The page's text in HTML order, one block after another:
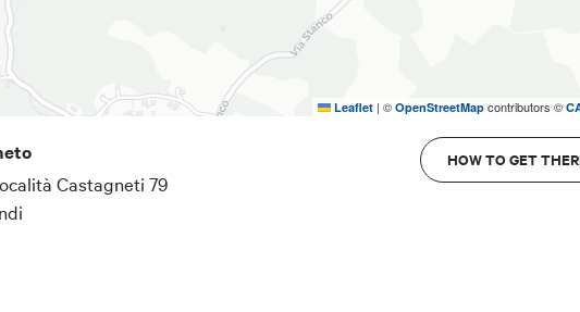
Leaflet | © OpenStreetMapcontributors ©
Castagneti 79
HOW TO GET